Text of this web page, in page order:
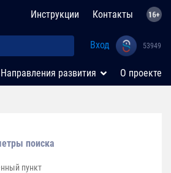
Инструкции Контакты
Вход 53949
Направления развития О проекте
поиска
пункт